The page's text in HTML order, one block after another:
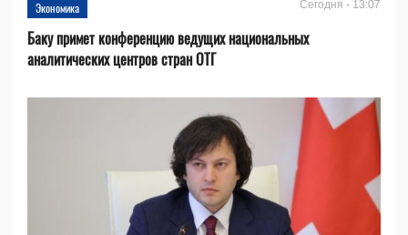
Экономика Сегодня - 13:07
Баку примет конференцию ведущих национальных
аналитических центров стран ОТГ